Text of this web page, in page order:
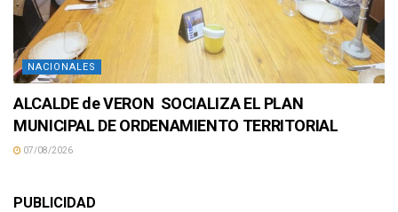
NACIONALES
ALCALDE de VERON SOCIALIZA EL PLAN
MUNICIPAL DE ORDENAMIENTO TERRITORIAL
07/08/2026
PUBLICIDAD